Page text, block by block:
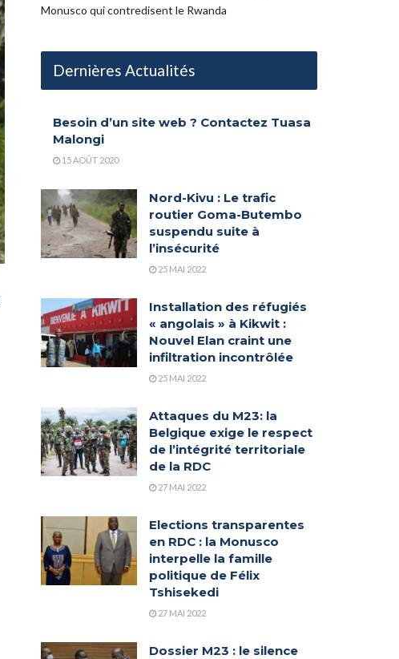
Monusco qui contredisent le Rwanda
Dernières Actualités
Besoin d’un site web ? Contactez Tuasa
Malongi
15 AOÛT 2020
Nord-Kivu : Le trafic
routier Goma-Butembo
suspendu suite à
l’insécurité
25 MAI 2022
Installation des réfugiés
« angolais » à Kikwit :
Nouvel Elan craint une
infiltration incontrôlée
25 MAI 2022
Attaques du M23: la
Belgique exige le respect
de l’intégrité territoriale
de la RDC
27 MAI 2022
Elections transparentes
en RDC : la Monusco
interpelle la famille
politique de Félix
Tshisekedi
27 MAI 2022
Dossier M23 : le silence